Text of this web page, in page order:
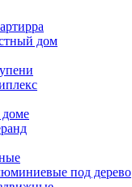
дом
под дерево